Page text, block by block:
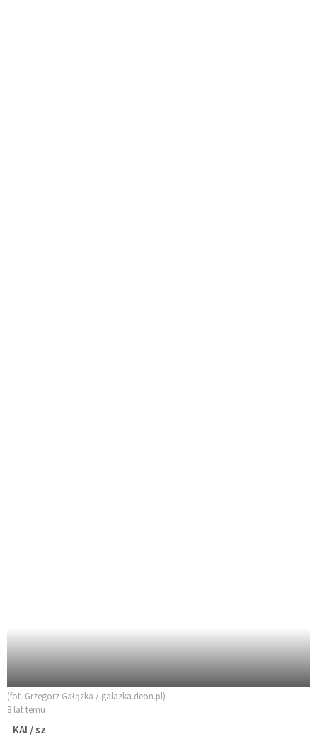
(fot. Grzegorz Gałązka / galazka.deon.pl)
8 lat temu
KAI / sz